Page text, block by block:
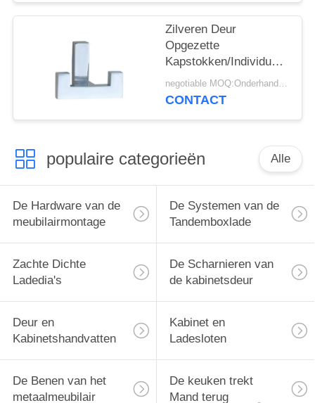
Zilveren Deur
Opgezette
Kapstokken/Individuele
de Slijtageweerstand
van Muurhaken
negotiable MOQ:Onderhandeling
CONTACT
populaire categorieën Alle
De Hardware van de
meubilairmontage
De Systemen van de
Tandemboxlade
Zachte Dichte
Ladedia's
De Scharnieren van
de kabinetsdeur
Deur en
Kabinetshandvatten
Kabinet en
Ladesloten
De Benen van het
metaalmeubilair
De keuken trekt
Mand terug